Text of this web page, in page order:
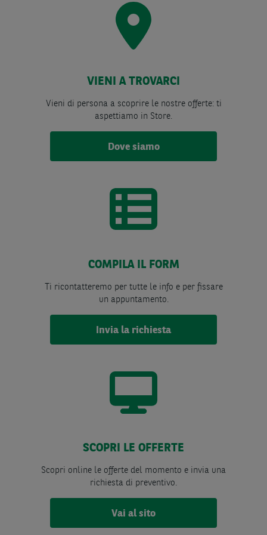
VIENI A TROVARCI
Vieni di persona a scoprire le nostre offerte: ti
aspettiamo in Store.
Dove siamo
COMPILA IL FORM
Ti ricontatteremo per tutte le info e per fissare
un appuntamento.
Invia la richiesta
SCOPRI LE OFFERTE
Scopri online le offerte del momento e invia una
richiesta di preventivo.
Vai al sito